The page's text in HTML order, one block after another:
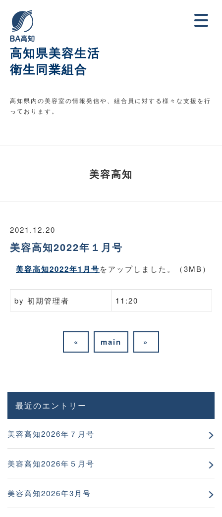
高知県美容生活
衛生同業組合
高知県内の美容室の情報発信や、組合員に対する様々な支援を行
っております。
美容高知
2021.12.20
美容高知2022年１月号
美容高知2022年1月号をアップしました。（3MB）
by 初期管理者 11:20
« main »
最近のエントリー
美容高知2026年７月号
美容高知2026年５月号
美容高知2026年3月号